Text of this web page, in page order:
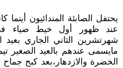
يحتفل الصابئة المندائيون
عند ظهور أول خيط ضياء
شهرتشرين الثاني الجاري بعيد
مايسمى عندهم بالعيد الصغير
الخضرة والازدهار،بعد كبح